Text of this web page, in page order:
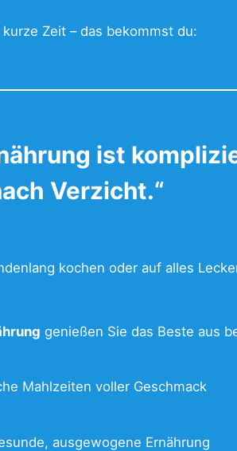
Zeit – das bekommst du:
ist
Verzicht.“
kochen oder auf alles
genießen Sie das Beste aus
Mahlzeiten voller Geschmack
ausgewogene Ernährung